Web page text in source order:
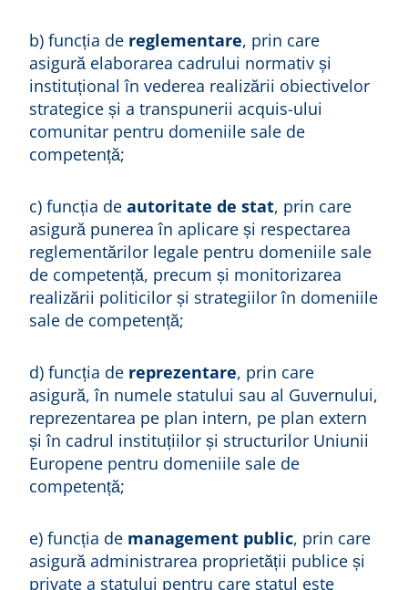
b) funcția de reglementare, prin care
asigură elaborarea cadrului normativ și
instituțional în vederea realizării obiectivelor
strategice și a transpunerii acquis-ului
comunitar pentru domeniile sale de
competență;
c) funcția de autoritate de stat, prin care
asigură punerea în aplicare și respectarea
reglementărilor legale pentru domeniile sale
de competență, precum și monitorizarea
realizării politicilor și strategiilor în domeniile
sale de competență;
d) funcția de reprezentare, prin care
asigură, în numele statului sau al Guvernului,
reprezentarea pe plan intern, pe plan extern
și în cadrul instituțiilor și structurilor Uniunii
Europene pentru domeniile sale de
competență;
e) funcția de management public, prin care
asigură administrarea proprietății publice și
private a statului pentru care statul este